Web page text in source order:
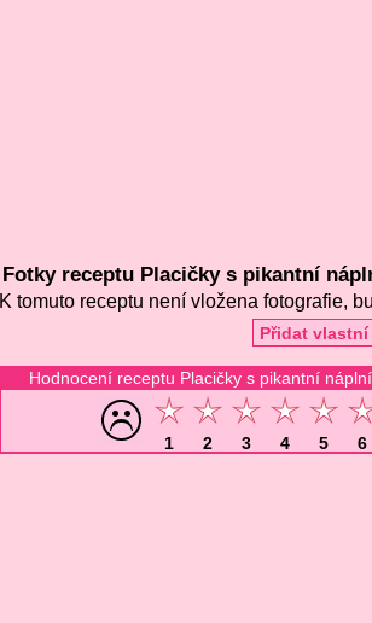
Fotky receptu Placičky s pikantní
K tomuto receptu není vložena fotografie,
Přidat
Hodnocení receptu Placičky s pikantní náplní
1 2 3 4 5 6